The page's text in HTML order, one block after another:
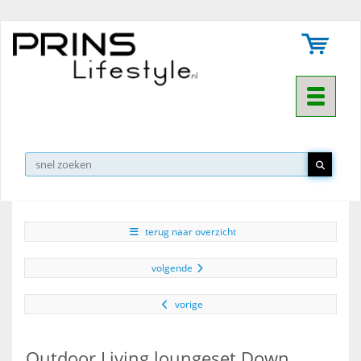
Toggle
▼
terug naar overzicht
volgende
vorige